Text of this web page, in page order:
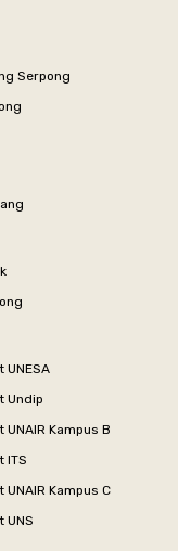
Serpong
UNESA
Undip
Kampus B
ITS
Kampus C
UNS